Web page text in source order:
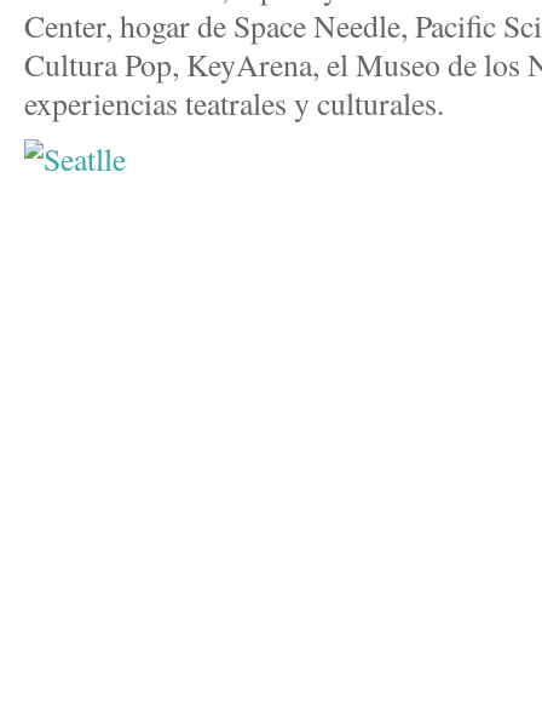
Center, hogar de Space Needle, Pacific
Cultura Pop, KeyArena, el Museo de los
experiencias teatrales y culturales.